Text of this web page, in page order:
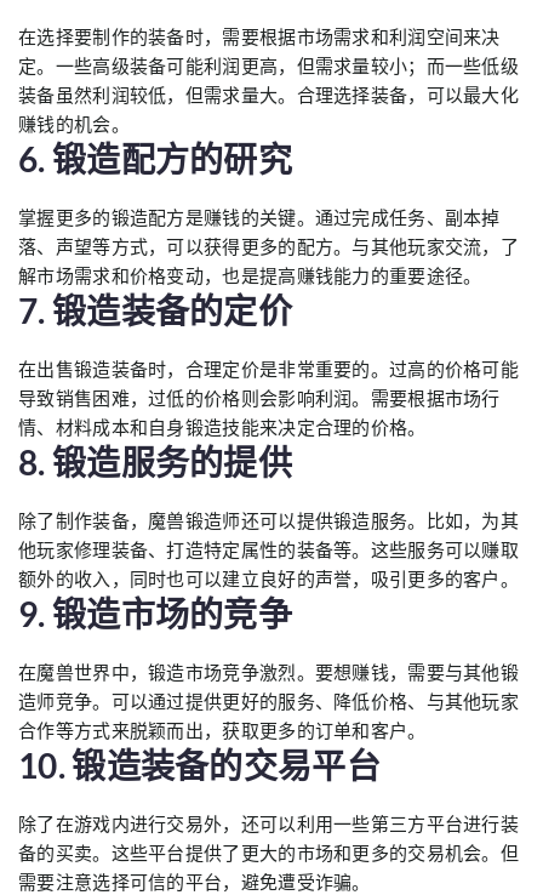
在选择要制作的装备时，需要根据市场需求和利润空间来决
定。一些高级装备可能利润更高，但需求量较小；而一些低级
装备虽然利润较低，但需求量大。合理选择装备，可以最大化
赚钱的机会。
6. 锻造配方的研究
掌握更多的锻造配方是赚钱的关键。通过完成任务、副本掉
落、声望等方式，可以获得更多的配方。与其他玩家交流，了
解市场需求和价格变动，也是提高赚钱能力的重要途径。
7. 锻造装备的定价
在出售锻造装备时，合理定价是非常重要的。过高的价格可能
导致销售困难，过低的价格则会影响利润。需要根据市场行
情、材料成本和自身锻造技能来决定合理的价格。
8. 锻造服务的提供
除了制作装备，魔兽锻造师还可以提供锻造服务。比如，为其
他玩家修理装备、打造特定属性的装备等。这些服务可以赚取
额外的收入，同时也可以建立良好的声誉，吸引更多的客户。
9. 锻造市场的竞争
在魔兽世界中，锻造市场竞争激烈。要想赚钱，需要与其他锻
造师竞争。可以通过提供更好的服务、降低价格、与其他玩家
合作等方式来脱颖而出，获取更多的订单和客户。
10. 锻造装备的交易平台
除了在游戏内进行交易外，还可以利用一些第三方平台进行装
备的买卖。这些平台提供了更大的市场和更多的交易机会。但
需要注意选择可信的平台，避免遭受诈骗。